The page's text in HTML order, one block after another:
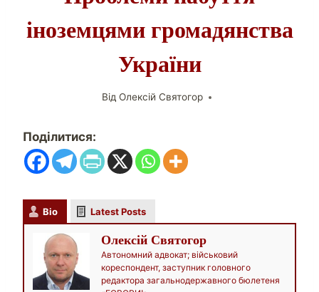
іноземцями громадянства
України
Від Олексій Святогор
Поділитися:
Bio Latest Posts
Олексій Святогор
Автономний адвокат; військовий
кореспондент, заступник головного
редактора загальнодержавного бюлетеня